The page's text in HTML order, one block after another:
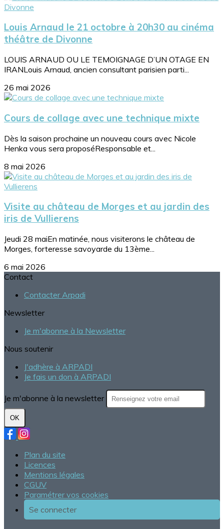
Louis Arnaud le 21 octobre à 20h30 au cinéma
théâtre de Divonne
LOUIS ARNAUD OU LE TEMOIGNAGE D’UN OTAGE EN
IRANLouis Arnaud, ancien consultant parisien parti...
26 mai 2026
Cours de collage avec une technique mixte
Dès la saison prochaine un nouveau cours avec Nicole
Henka vous sera proposéResponsable et...
8 mai 2026
Visite au château de Morges et au jardin des
iris de Vullierens
Jeudi 28 maiEn matinée, nous visiterons le château de
Morges, forteresse savoyarde du 13ème...
6 mai 2026
Contact
Contacter Arpadi
Newsletter
Je m'abonne à la Newsletter
Nous soutenir
J'adhère à ARPADI
Je fais un don à ARPADI
Je m'abonne à la newsletter
OK
Plan du site
Licences
Mentions légales
CGUV
Paramétrer vos cookies
Se connecter